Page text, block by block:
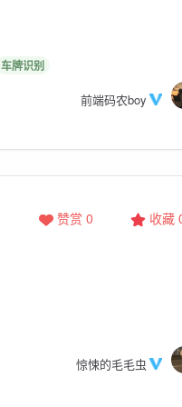
车牌识别
前端码农boy
收藏
赞赏 0
惊悚的毛毛虫